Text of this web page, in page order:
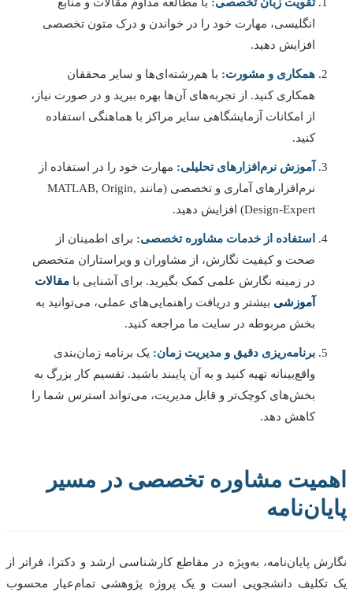
انگلیسی، مهارت خود را در خواندن و درک متون تخصصی
افزایش دهید.
همکاری و مشورت:با هم‌رشته‌ای‌ها و سایر محققان
همکاری کنید. از تجربه‌های آن‌ها بهره ببرید و در صورت نیاز،
از امکانات آزمایشگاهی سایر مراکز با هماهنگی استفاده
آموزش نرم‌افزارهای تحلیلی:مهارت خود را در استفاده از
نرم‌افزارهای آماری و تخصصی (مانند MATLAB, Origin,
Design-Expert) افزایش دهید.
استفاده از خدمات مشاوره تخصصی:برای اطمینان از
صحت و کیفیت نگارش، از مشاوران و ویراستاران متخصص
در زمینه نگارش علمی کمک بگیرید. برای آشنایی بامقالات
آموزشیبیشتر و دریافت راهنمایی‌های عملی، می‌توانید به
بخش مربوطه در سایت ما مراجعه کنید.
برنامه‌ریزی دقیق و مدیریت زمان: یک برنامه زمان‌بندی
واقع‌بینانه تهیه کنید و به آن پایبند باشید. تقسیم کار بزرگ به
بخش‌های کوچک‌تر و قابل مدیریت، می‌تواند استرس شما را
کاهش دهد.
مشاوره تخصصی در مسیر
پایان‌نامه، به‌ویژه در مقاطع کارشناسی ارشد و دکترا، فراتر از
دانشجویی است و یک پروژه پژوهشی تمام‌عیار محسوب